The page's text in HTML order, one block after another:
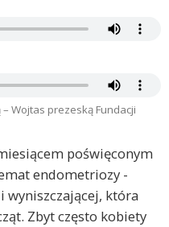
Wojtas prezeską Fundacji
poświęconym
endometriozy -
wyniszczającej, która
Zbyt często kobiety